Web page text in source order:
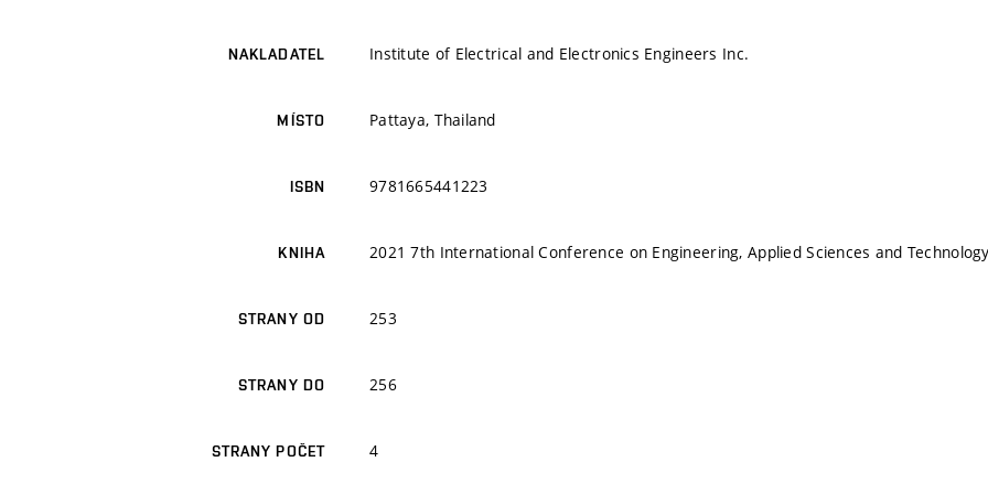
NAKLADATEL Institute of Electrical and Electronics Engineers Inc.
MÍSTO Pattaya, Thailand
ISBN 9781665441223
KNIHA 2021 7th International Conference on Engineering, Applied Sciences and Technology
STRANY OD 253
STRANY DO 256
STRANY POČET 4